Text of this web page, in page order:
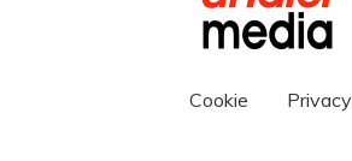
Cookie Privacy